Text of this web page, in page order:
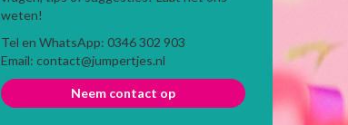
weten!
Tel en WhatsApp: 0346 302 903
Email: contact@jumpertjes.nl
Neem contact op